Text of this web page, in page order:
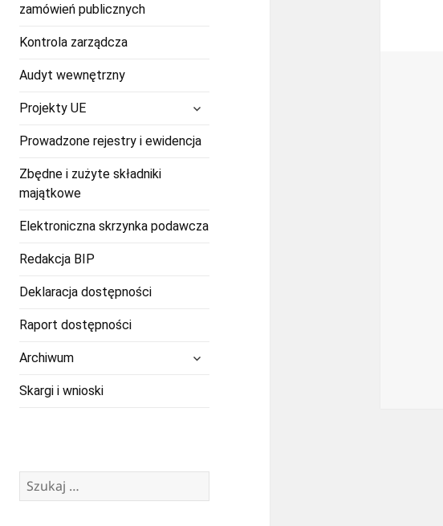
zamówień publicznych
Kontrola zarządcza
Audyt wewnętrzny
Projekty UE
potomne
Prowadzone rejestry i ewidencja
Zbędne i zużyte składniki
majątkowe
Elektroniczna skrzynka podawcza
Redakcja BIP
Deklaracja dostępności
Raport dostępności
Archiwum
Skargi i wnioski
Szukaj: